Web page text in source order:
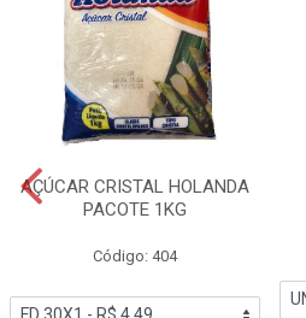
AÇÚCAR CRISTAL HOLANDA
PACOTE 1KG
Código: 404